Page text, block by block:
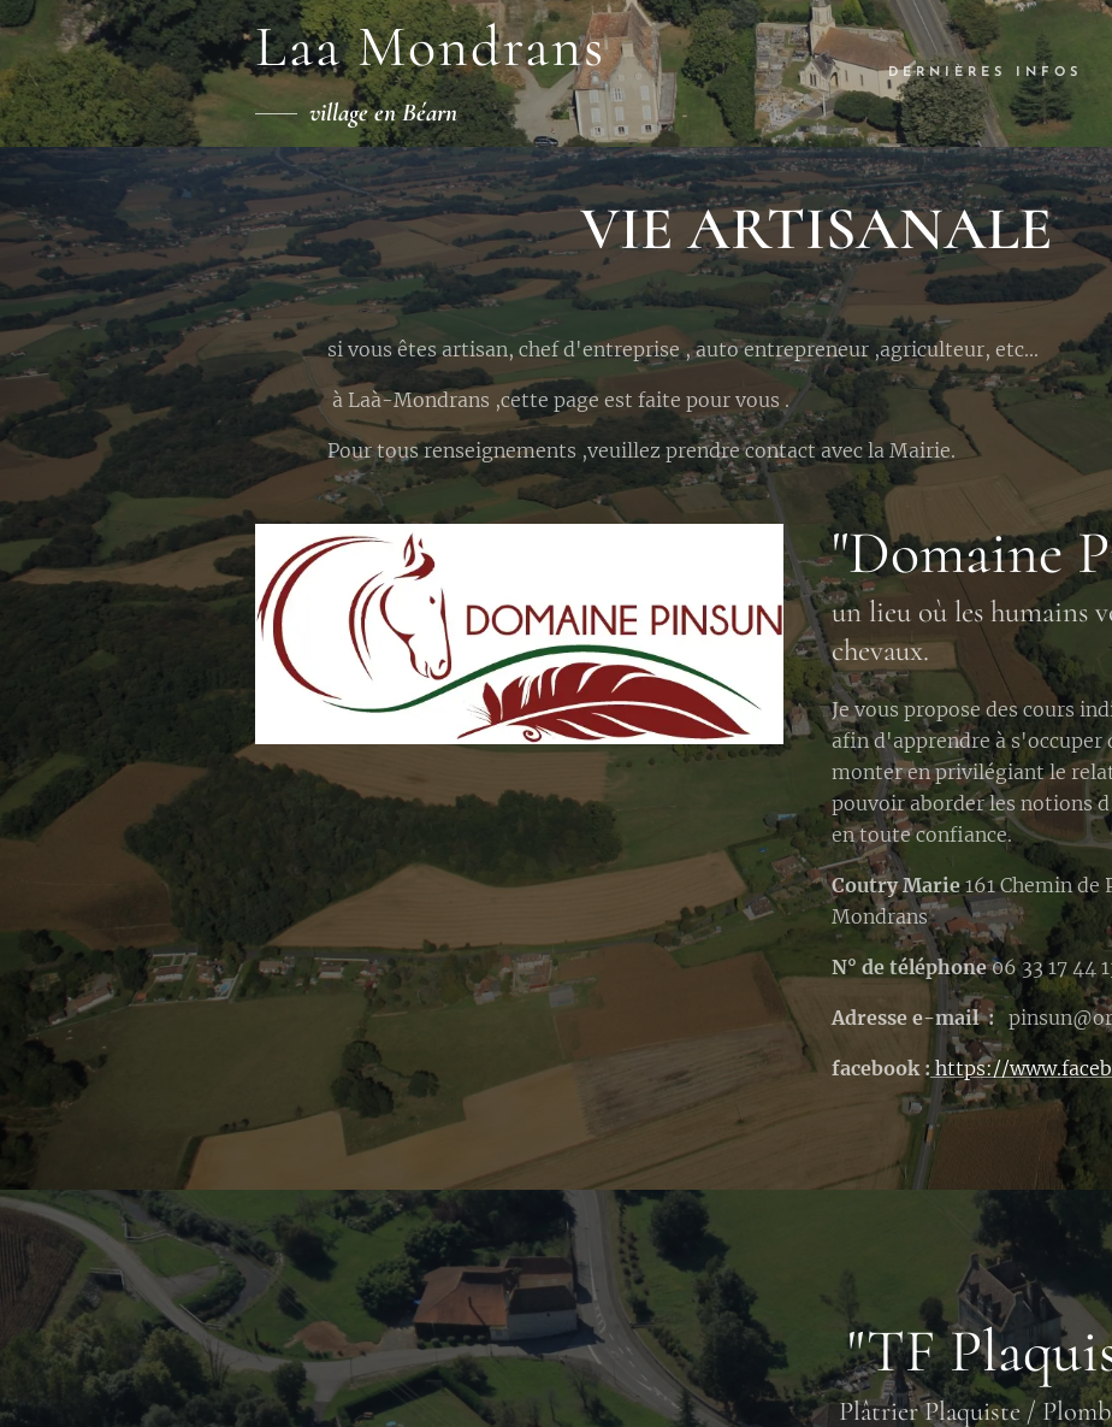
Laa Mondrans
village en Béarn
DERNIÈRES INFOS
VIE ARTISANALE
si vous êtes artisan, chef d'entreprise , auto entrepreneur ,agriculteur, etc...
à Laà-Mondrans ,cette page est faite pour vous .
Pour tous renseignements ,veuillez prendre contact avec la Mairie.
"Domaine
un lieu où les humains
chevaux.
Je vous propose des cours
afin d'apprendre à s'occuper
monter en privilégiant le
pouvoir aborder les notions
en toute confiance.
Coutry Marie161 Chemin de
Mondrans
N° de téléphone06 33 17 44
Adresse e-mail :
facebook : https://
"TF
Plâtrier Plaquiste /